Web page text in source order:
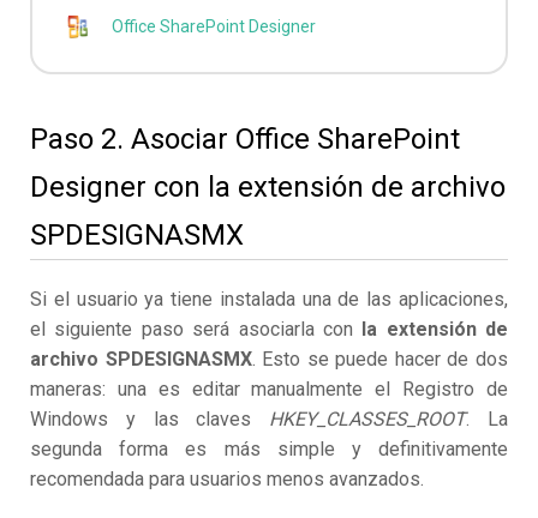
Office SharePoint Designer
Paso 2. Asociar Office SharePoint
Designer con la extensión de archivo
SPDESIGNASMX
Si el usuario ya tiene instalada una de las aplicaciones,
el siguiente paso será asociarla con la extensión de
archivo SPDESIGNASMX. Esto se puede hacer de dos
maneras: una es editar manualmente el Registro de
Windows y las claves HKEY_CLASSES_ROOT. La
segunda forma es más simple y definitivamente
recomendada para usuarios menos avanzados.